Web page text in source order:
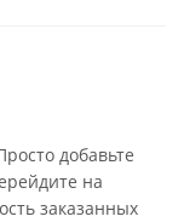
добавьте
на
заказанных